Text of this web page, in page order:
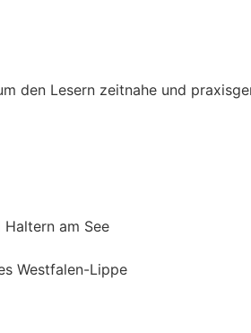
den Lesern zeitnahe und
Haltern am See
Westfalen-Lippe